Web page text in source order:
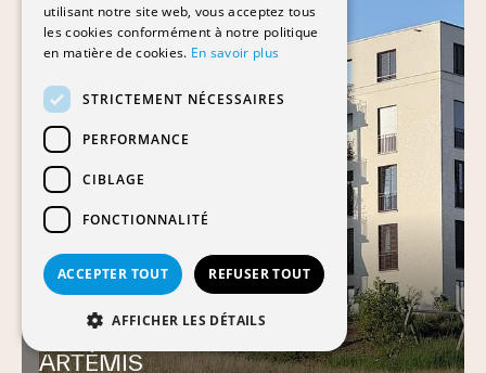
ARTÉMIS
utilisant notre site web, vous acceptez tous
les cookies conformément à notre politique
en matière de cookies. En savoir plus
STRICTEMENT NÉCESSAIRES
PERFORMANCE
CIBLAGE
FONCTIONNALITÉ
ACCEPTER TOUT REFUSER TOUT
AFFICHER LES DÉTAILS